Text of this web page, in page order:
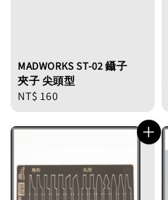
MADWORKS ST-02 鑷子
夾子 尖頭型
Regular
NT$ 160